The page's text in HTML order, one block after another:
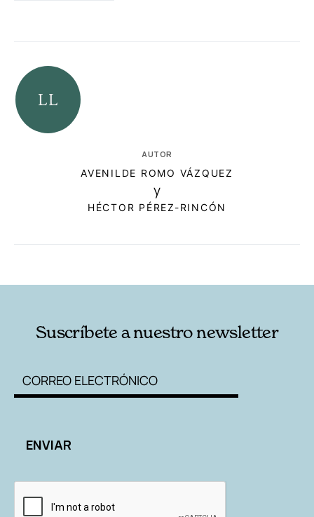
AUTOR
AVENILDE ROMO VÁZQUEZ
y
HÉCTOR PÉREZ-RINCÓN
Suscríbete a nuestro newsletter